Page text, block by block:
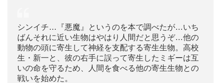
シンイチ…『悪魔』というのを本で調べたが…いち
ばんそれに近い生物はやはり人間だと思うぞ…他の
動物の頭に寄生して神経を支配する寄生生物。高校
生・新一と、彼の右手に誤って寄生したミギーは互
いの命を守るため、人間を食べる他の寄生生物との
戦いを始めた。